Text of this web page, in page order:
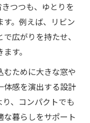
つつも、ゆとりを
。例えば、リビン
広がりを持たせ、
す。
むために大きな窓や
体感を演出する設計
、コンパクトでも
暮らしをサポート